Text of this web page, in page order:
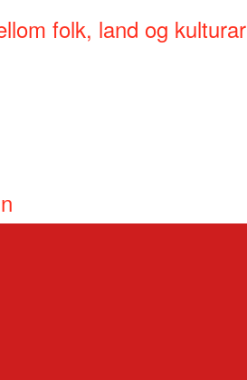
folk, land og kulturar